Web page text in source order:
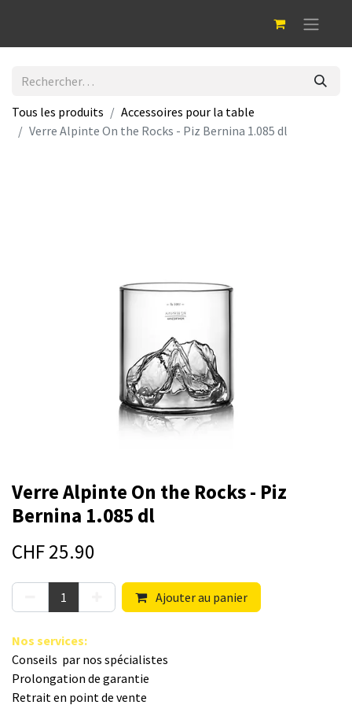
Tous les produits
Accessoires pour la table
Verre Alpinte On the Rocks - Piz Bernina 1.085 dl
Verre Alpinte On the Rocks - Piz
Bernina 1.085 dl
CHF25.90
Ajouter au panier
Nos s​ervices:
Conseils par nos spé​cialistes
Prolongation de garantie
Retrait en point de vente